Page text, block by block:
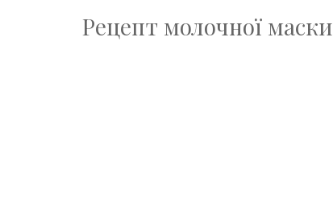
Рецепт молочної маски